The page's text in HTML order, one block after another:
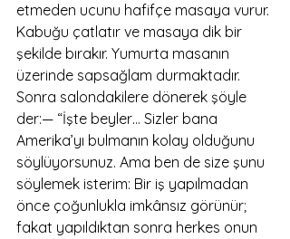
etmeden ucunu hafifçe masaya vurur.
Kabuğu çatlatır ve masaya dik bir
şekilde bırakır. Yumurta masanın
üzerinde sapsağlam durmaktadır.
Sonra salondakilere dönerek şöyle
der:— “İşte beyler… Sizler bana
Amerika’yı bulmanın kolay olduğunu
söylüyorsunuz. Ama ben de size şunu
söylemek isterim: Bir iş yapılmadan
önce çoğunlukla imkânsız görünür;
fakat yapıldıktan sonra herkes onun